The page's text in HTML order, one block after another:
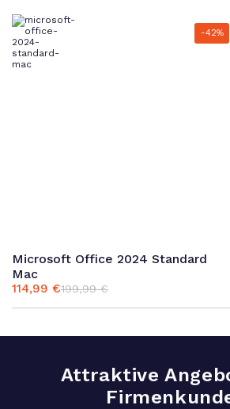
-42%
Microsoft Office 2024 Standard
Mac
199,99€
Ursprünglicher
Preis
199,99 €
114,99 €
Aktueller
Preis
114,99 €.
Attraktive